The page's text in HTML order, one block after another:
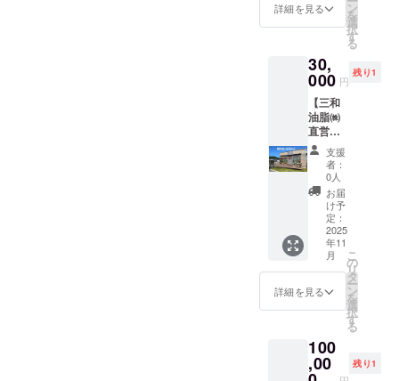
ただく
際には
ゲン含
有リス
クにつ
いてあ
らかじ
めご了
承いた
だき、
必ず備
考欄に
「同
意」と
ご記載
くださ
い。
と同じ
製造設
造され
ており
ます。
そのた
めアレ
ルゲン
含有を
完全に
は防ぐ
ことが
難しく
なって
おりま
す。 ご
支援い
際には
アレル
有リス
クにつ
いてあ
くださ
い。」
含有リ
スクに
関する
「同
意」の
お願い
＞ 本製
品は原
材料に
アレル
ゲン28
品目を
使用し
ており
ません
レルゲ
ン28品
他製品
と同じ
等の食
のラベ
ルに表
記され
ます。
商品開
封前に
は必ず
お届け
のリ
ターン
に貼付
された
ラベル
や注意
書きを
くださ
い。」
含有リ
スクに
ジ・キ
ま・大
豆・バ
ナナ・
もも・
りん
ご・ゼ
ラチン
を含む
製品と
共通の
設備で
製造し
ていま
す。
「原材
料及び
添加物
け商品
のラベ
ルに表
ついて
・原材
料に含
アレル
ギー物
質（28
品目
中）：
使用し
ていま
せん
本品は
小麦・
そば・
卵・
乳・
アーモ
ンド・
オレン
ジ・キ
ま・大
豆・バ
ナナ・
ツミル
ク（タ
砂糖、
ブドウ
糖、こ
め油、
米粉
（米
（国
産））/
香料
「こめ
ココ
ジェ
ラート
（チョ
味）」
・サイ
ズ：約
フタ直
7.5cm
、カッ
プ高さ5
ｃｍ ・
重量：
100g（
約90ml)
・保存
方法：
－18℃
以下 ・
原材
料、主
原料の
原産
地：コ
コナッ
ツミル
ク（タ
イ）、
砂糖、
ブドウ
糖、こ
め油、
（米
（国
産））/
ださ
い。投
間定休
日を除
く毎
日、ス
トー
リー投
稿も行
いま
す。
「こめ
ココ
ジェ
ラート
（バニ
味）」
・サイ
ズ：約
フタ直
7.5cm
、カッ
プ高さ5
つまい
も（国
油、 ・
添加物
なし ・
アレル
ゲン28
品目に
ついて
アレル
ゲン不
使用
※本製品
はくる
み・小
麦・
卵・
アーモ
ンド・
ジ・キ
ウイフ
ルー
ル（直
径
がおま
けとし
て付き
ます。
米粉麺
（米油
入） ・
重量：
約120g
・保存
方法：
高温・
直射日
光を避
け、冷
保存し
てくだ
期限も
しくは
LL（男
サイズ
表を参
照くだ
さい。
・色は
アッ
シュグ
レー
脂株式
会社の
人気商
にちの
こめ油
のパッ
ケージ
の可愛
いワン
ポイン
ト刺繍
の入っ
たト
レー
ナーを
提供し
ます。
S、M、
Lサイズ
につい
こめ油
ワンポ
イント
詳細を見る ン
を
選
択
す
る
30,
000 円
残り1
【三和
油脂㈱
直営店
舗さん
まるに
横断幕
を2週間
掲示+団
体・企
業名を
インス
タ投
稿】 ご
支援を
いただ
いた企
体さん
のお名
前入り
支援
者：
0人
お届
け予
定：
2025
年11
月
詳細を見る
こ
の
リ
タ
ー
ン
を
選
択
す
る
100
,00 残り1